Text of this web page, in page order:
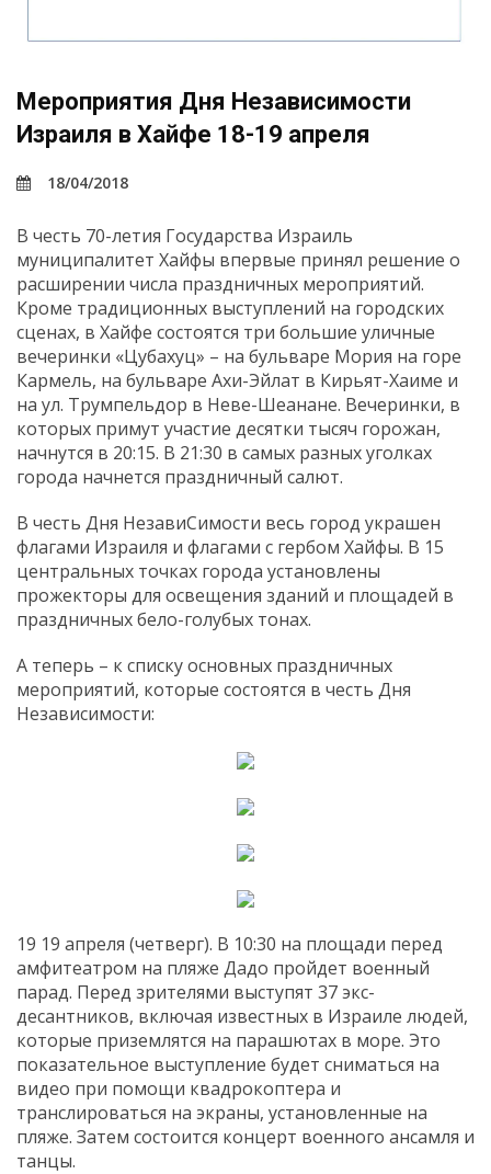
Мероприятия Дня Независимости
Израиля в Хайфе 18-19 апреля
18/04/2018
В честь 70-летия Государства Израиль
муниципалитет Хайфы впервые принял решение о
расширении числа праздничных мероприятий.
Кроме традиционных выступлений на городских
сценах, в Хайфе состоятся три большие уличные
вечеринки «Цубахуц» – на бульваре Мория на горе
Кармель, на бульваре Ахи-Эйлат в Кирьят-Хаиме и
на ул. Трумпельдор в Неве-Шеанане. Вечеринки, в
которых примут участие десятки тысяч горожан,
начнутся в 20:15. В 21:30 в самых разных уголках
города начнется праздничный салют.
В честь Дня НезавиСимости весь город украшен
флагами Израиля и флагами с гербом Хайфы. В 15
центральных точках города установлены
прожекторы для освещения зданий и площадей в
праздничных бело-голубых тонах.
А теперь – к списку основных праздничных
мероприятий, которые состоятся в честь Дня
Независимости:
19 19 апреля (четверг). В 10:30 на площади перед
амфитеатром на пляже Дадо пройдет военный
парад. Перед зрителями выступят 37 экс-
десантников, включая известных в Израиле людей,
которые приземлятся на парашютах в море. Это
показательное выступление будет сниматься на
видео при помощи квадрокоптера и
транслироваться на экраны, установленные на
пляже. Затем состоится концерт военного ансамля и
танцы.